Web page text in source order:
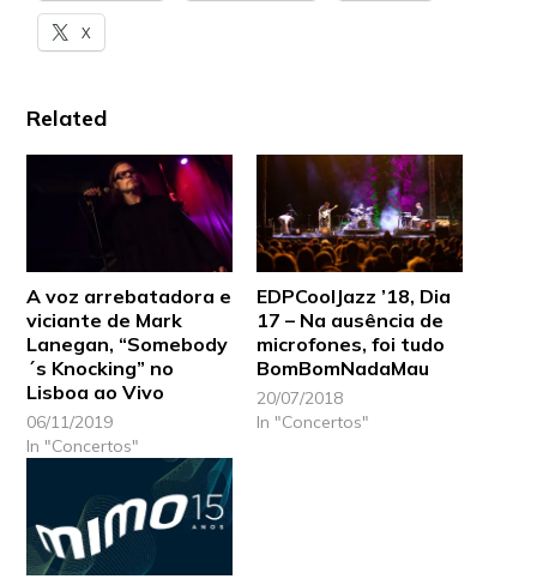
X
Related
A voz arrebatadora e
viciante de Mark
Lanegan, “Somebody
´s Knocking” no
Lisboa ao Vivo
06/11/2019
In "Concertos"
EDPCoolJazz ’18, Dia
17 – Na ausência de
microfones, foi tudo
BomBomNadaMau
20/07/2018
In "Concertos"